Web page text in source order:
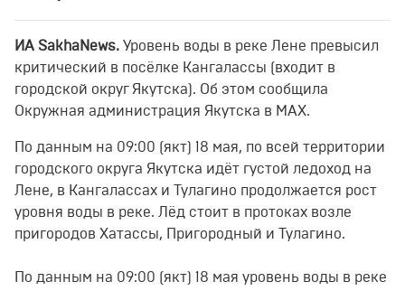
ИA SakhaNews. Уровень воды в реке Лене превысил
критический в посёлке Кангалассы (входит в
городской округ Якутска). Об этом сообщила
Окружная администрация Якутска в МАХ.
По данным на 09:00 (якт) 18 мая, по всей территории
городского округа Якутска идёт густой ледоход на
Лене, в Кангалассах и Тулагино продолжается рост
уровня воды в реке. Лёд стоит в протоках возле
пригородов Хатассы, Пригородный и Тулагино.
По данным на 09:00 (якт) 18 мая уровень воды в реке